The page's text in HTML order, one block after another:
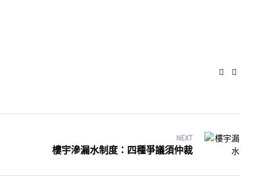
Facebook
NEXT
樓宇滲漏水制度：四種爭議須仲裁